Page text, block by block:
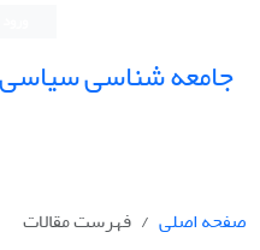
جامعه شناسی سیاسی
صفحه اصلی
فهرست مقالات